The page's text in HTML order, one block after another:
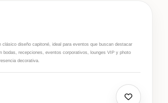
diseño capitoné, ideal para eventos que buscan destacar
bodas, recepciones, eventos corporativos, lounges VIP y photo
decorativa.